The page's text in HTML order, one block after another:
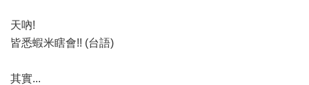
天吶!
皆悉蝦米瞎會!! (台語)
其實...